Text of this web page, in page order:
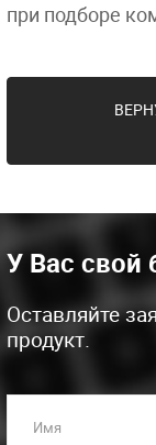
при подборе
У Вас свой
Оставляйте
продукт.
Имя